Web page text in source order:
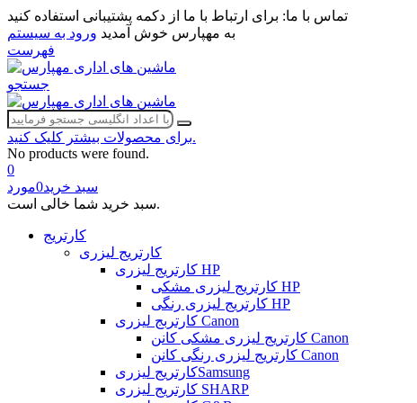
تماس با ما: برای ارتباط با ما از دکمه پشتیبانی استفاده کنید
به مهپارس خوش آمدید ورود به سیستم
فهرست
جستجو
برای محصولات بیشتر کلیک کنید.
No products were found.
0
سبد خرید0مورد
سبد خرید شما خالی است.
کارتریج
کارتریج لیزری
کارتریج لیزری HP
کارتریج لیزری مشکی HP
کارتریج لیزری رنگی HP
کارتربج لیزری Canon
کارتریج لیزری مشکی کانن Canon
کارتریج لیزری رنگی کانن Canon
کارتریج لیزریSamsung
کارتریج لیزری SHARP